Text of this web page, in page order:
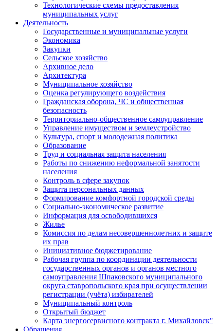
Технологические схемы предоставления
муниципальных услуг
Деятельность
Государственные и муниципальные услуги
Экономика
Закупки
Сельское хозяйство
Архивное дело
Архитектура
Муниципальное хозяйство
Оценка регулирующего воздействия
Гражданская оборона, ЧС и общественная
безопасность
Территориально-общественное самоуправление
Управление имуществом и землеустройство
Культура, спорт и молодежная политика
Образование
Труд и социальная защита населения
Работы по снижению неформальной занятости
населения
Контроль в сфере закупок
Защита персональных данных
Формирование комфортной городской среды
Социально-экономическое развитие
Информация для освободившихся
Жилье
Комиссия по делам несовершеннолетних и защите
их прав
Инициативное бюджетирование
Рабочая группа по координации деятельности
государственных органов и органов местного
самоуправления Шпаковского муниципального
округа ставропольского края при осуществлении
регистрации (учёта) избирателей
Муниципальный контроль
Открытый бюджет
Карта энергосервисного контракта г. Михайловск"